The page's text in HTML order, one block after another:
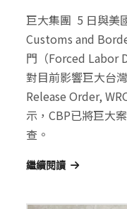
巨大集團 5 日與美
Customs and
門（Forced Labor
對目前影響巨大台
Release Order,
示，CBP已將巨大
查。
繼續閱讀